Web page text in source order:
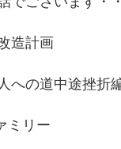
造計画
への道中途挫折
ミリー